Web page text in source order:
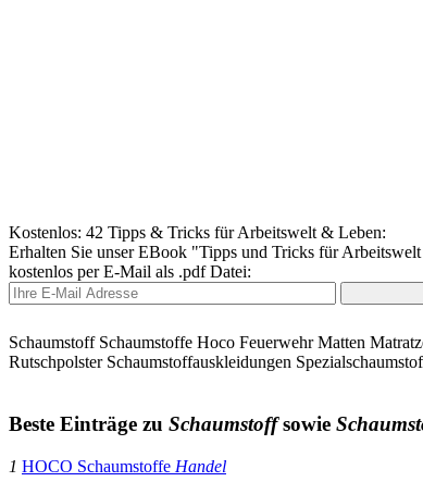
Kostenlos: 42 Tipps & Tricks für Arbeitswelt & Leben:
Erhalten Sie unser EBook "Tipps und Tricks für
kostenlos per E-Mail als .pdf Datei:
Schaumstoff Schaumstoffe Hoco Feuerwehr Matten
Rutschpolster Schaumstoffauskleidungen
Beste Einträge zu Schaumstoffsowie
1 HOCO Schaumstoffe Handel